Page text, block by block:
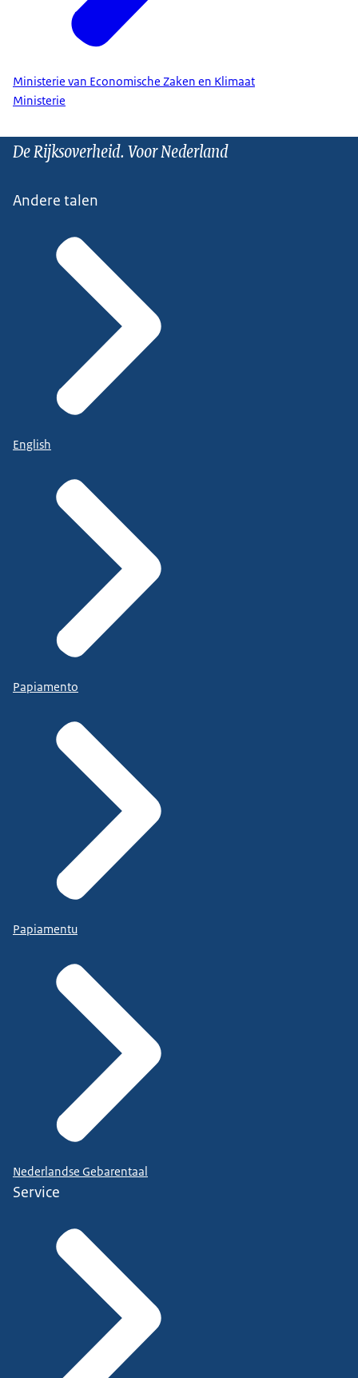
Ministerie van Economische Zaken en Klimaat
Ministerie
De Rijksoverheid. Voor Nederland
Andere talen
English
Papiamento
Papiamentu
Nederlandse Gebarentaal
Service